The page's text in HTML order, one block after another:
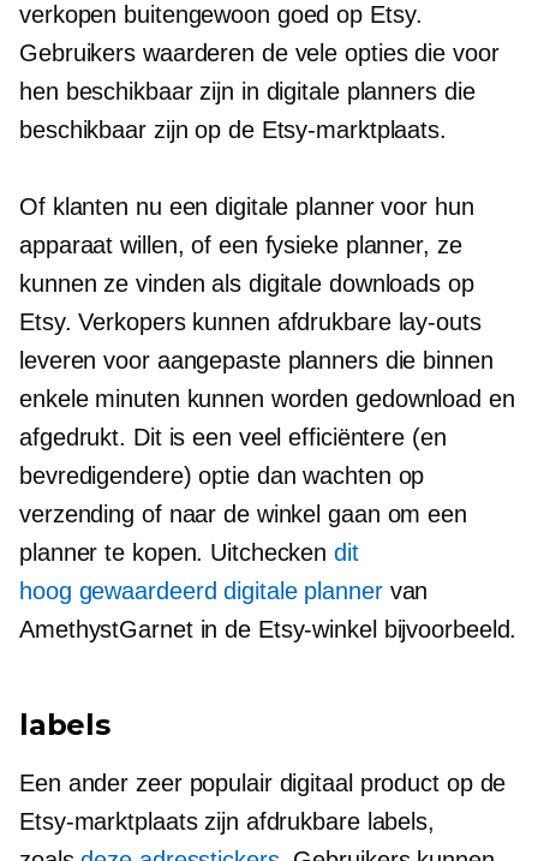
verkopen buitengewoon goed op Etsy.
Gebruikers waarderen de vele opties die voor
hen beschikbaar zijn in digitale planners die
beschikbaar zijn op de Etsy-marktplaats.
Of klanten nu een digitale planner voor hun
apparaat willen, of een fysieke planner, ze
kunnen ze vinden als digitale downloads op
Etsy. Verkopers kunnen afdrukbare lay-outs
leveren voor aangepaste planners die binnen
enkele minuten kunnen worden gedownload en
afgedrukt. Dit is een veel efficiëntere (en
bevredigendere) optie dan wachten op
verzending of naar de winkel gaan om een ​​
planner te kopen. Uitcheckendit
hoog gewaardeerd digitale plannervan
AmethystGarnet in de Etsy-winkel bijvoorbeeld.
labels
Een ander zeer populair digitaal product op de
Etsy-marktplaats zijn afdrukbare labels,